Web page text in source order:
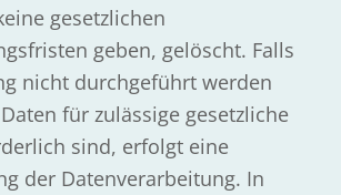
gesetzlichen
geben, gelöscht. Falls
nicht durchgeführt werden
für zulässige gesetzliche
sind, erfolgt eine
der Datenverarbeitung. In